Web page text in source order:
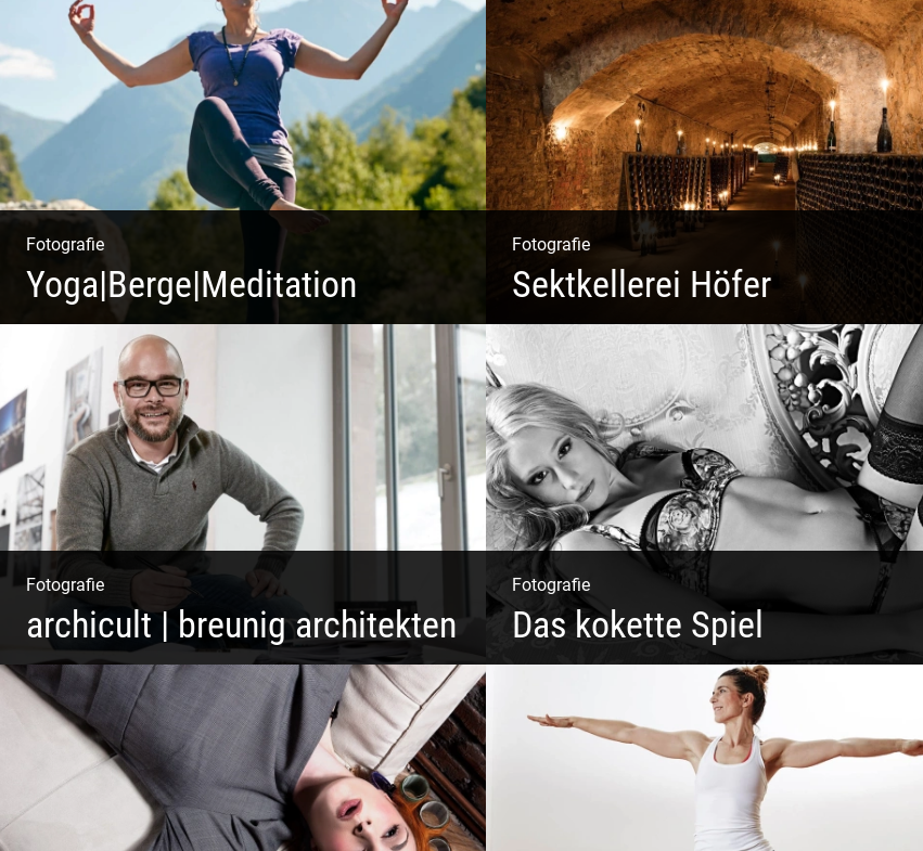
Rotweine aus Österreich | Genussvolle Weinprobe |
Herbstliche Weinberge | Uriger Weinkeller
Kommunikationsfotografie | Branding mit Bildwelten |
Markenerlebnisse | Corporate Design
Fotografie
Yoga|Berge|Meditation
Freiheit genießen | Körper, Geist und Energie | Ruhe
und Entspannung | Bewusstsein für Natur
Fotografie
Sektkellerei Höfer
Sekt Perlen | Tiefe Keller | Coole Kerle | Idyllische
Fotografie
archicult | breunig architekten
Architekten & Bürokatzen | Bauzeichner & Bauleiter |
Mitarbeiter Shooting | Kreative Köpfe
Fotografie
Das kokette Spiel
Sinnlich inszeniert, spielerische Poesie